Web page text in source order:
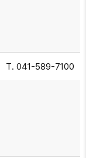
T. 041-589-7100